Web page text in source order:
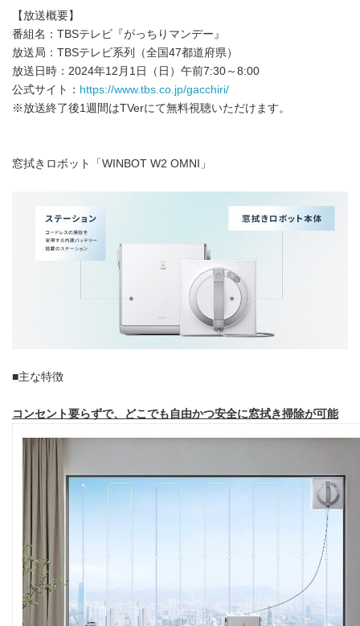
【放送概要】
番組名：TBSテレビ『がっちりマンデー』
放送局：TBSテレビ系列（全国47都道府県）
放送日時：2024年12月1日（日）午前7:30～8:00
公式サイト： https://www.tbs.co.jp/gacchiri/
※放送終了後1週間はTVerにて無料視聴いただけます。
窓拭きロボット「WINBOT W2 OMNI」
■主な特徴
コンセント要らずで、どこでも自由かつ安全に窓拭き掃除が可能